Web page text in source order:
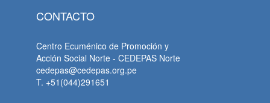
CONTACTO
Centro Ecuménico de Promoción y
Acción Social Norte - CEDEPAS Norte
cedepas@cedepas.org.pe
T. +51(044)291651